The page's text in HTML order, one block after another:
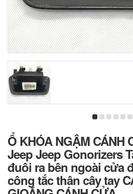
Ổ KHÓA NGẬM CÁNH
Jeep Jeep Gonorizers
đuôi ra bên ngoài cửa
công tắc thân cây tay